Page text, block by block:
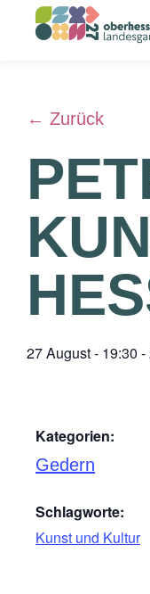
← Zurück
27 August- 19:30 -
Kategorien:
Gedern
Schlagworte:
Kunst und Kultur